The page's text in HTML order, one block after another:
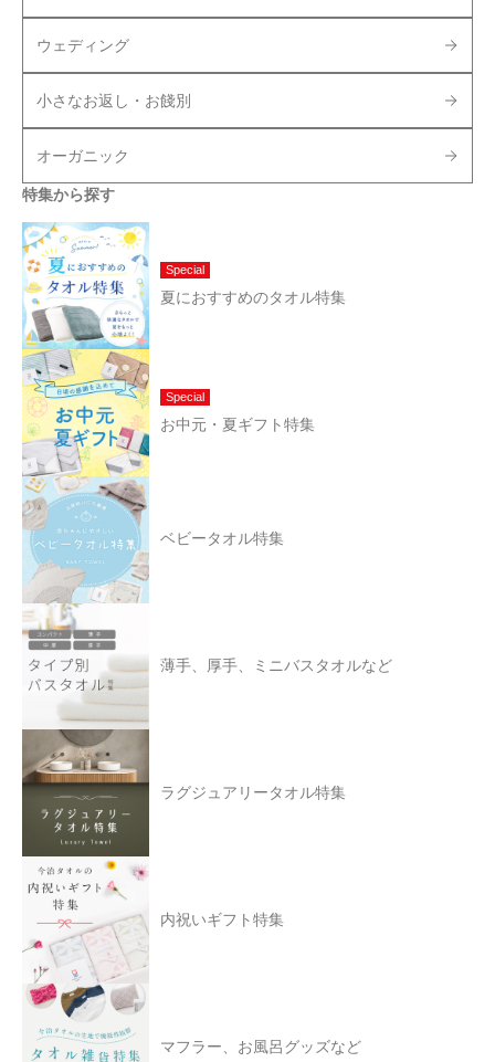
ウェディング
小さなお返し・お餞別
オーガニック
特集から探す
Special
夏におすすめのタオル特集
Special
お中元・夏ギフト特集
ベビータオル特集
薄手、厚手、ミニバスタオルなど
ラグジュアリータオル特集
内祝いギフト特集
マフラー、お風呂グッズなど